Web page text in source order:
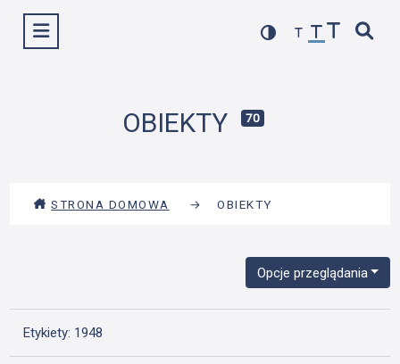
Wyświetl menu
OBIEKTY 70
STRONA DOMOWA → OBIEKTY
Opcje przeglądania
Etykiety: 1948